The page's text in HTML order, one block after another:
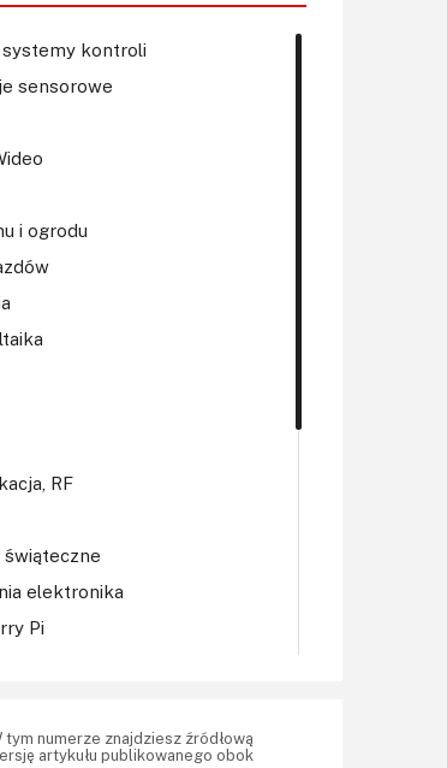
Do pobrania
systemy kontroli
sensorowe
i ogrodu
RF
świąteczne
elektronika
Pi
(kontrolery)
tym numerze znajdziesz źródłową
artykułu publikowanego obok